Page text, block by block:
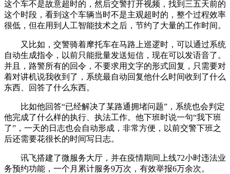
这个车不是故意超时的，然后交警打开视频，找到三五天前的
这个时段，看到这个车辆当时不是主观超时的，整个过程效率
很低，但在用到人工智能技术之后，节约了大量的工作时间。
又比如，交警骑着摩托车在马路上巡逻时，可以通过系统
自动生成指令，以前只能批量发送短信，现在可以发语音了。
并且，路警所有的回令，不要求用文字的形式回复，只需要对
着对讲机说我收到了，系统最自动回复他什么时间收到了什么
东西、回答了什么东西。
比如他回答“已经解决了某路通拥堵问题”，系统也会判定
他完成了什么样的执行、执法工作。他下班时说一句“我下班
了”，一天的日志也会自动形成，非常方便，以前交警下班之
后还需要花很长的时间写日志。
讯飞搭建了微服务大厅，并在疫情期间上线72小时违法业
务预约功能，一个月累计服务9万次，有效举报6万余次。